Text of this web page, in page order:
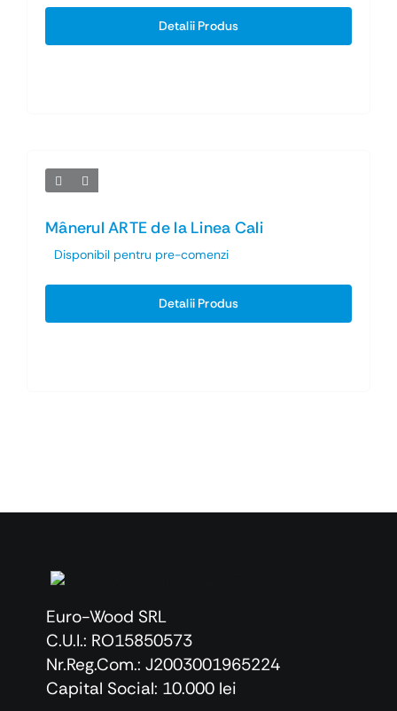
Detalii Produs
Mânerul ARTE de la Linea Cali
Disponibil pentru pre-comenzi
Detalii Produs
Euro-Wood SRL
C.U.I.: RO15850573
Nr.Reg.Com.: J2003001965224
Capital Social: 10.000 lei